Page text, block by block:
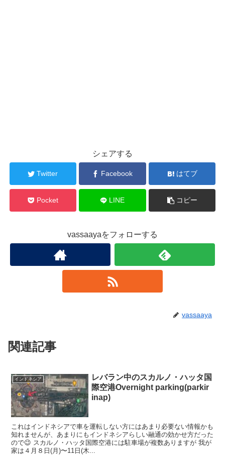
シェアする
Twitter Facebook はてブ
Pocket LINE コピー
vassaayaをフォローする
vassaaya
関連記事
インドネシア
レバラン中のスカルノ・ハッタ国
際空港Overnight parking(parkir
inap)
これはインドネシアで車を運転しない方にはあまり必要ない情報かも
知れませんが、あまりにもインドネシアらしい融通の効かせ方だった
ので😉 スカルノ・ハッタ国際空港には駐車場が複数ありますが 我が
家は４月８日(月)〜11日(木...